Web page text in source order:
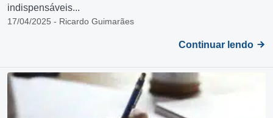
indispensáveis...
17/04/2025 - Ricardo Guimarães
Continuar lendo